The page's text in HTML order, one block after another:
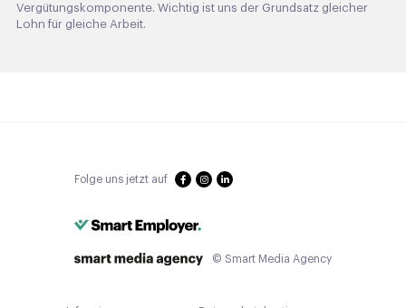
Vergütungskomponente. Wichtig ist uns der Grundsatz gleicher
Lohn für gleiche Arbeit.
Folge uns jetzt auf
© Smart Media Agency